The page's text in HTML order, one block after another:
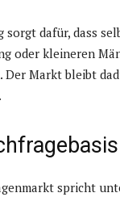
sorgt dafür, dass
oder kleineren
Der Markt bleibt
spricht